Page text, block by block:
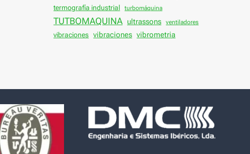
termografía industrial turbomáquina
TUTBOMAQUINA ultrassons ventiladores
vibraciones vibraciones vibrometria